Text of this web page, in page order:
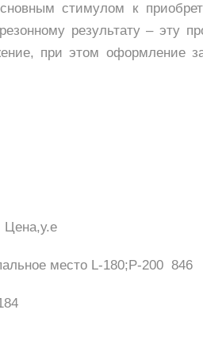
стимулом к
результату – эту
при этом оформление
Цена,у.е
место L-180;P-200 846